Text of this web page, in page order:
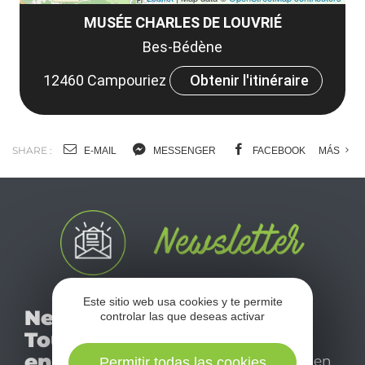
MUSÉE CHARLES DE LOUVRIÉ
Bes-Bédène
12460 Campouriez
Obtenir l'itinéraire
SHARE : E-MAIL MESSENGER FACEBOOK MÁS
Newsletter
Tourismo
No se pierda nuestro
mensual newsletter y
déjese inspirar para
disfrutar de su estancia en
Este sitio web usa cookies y te permite
controlar las que deseas activar